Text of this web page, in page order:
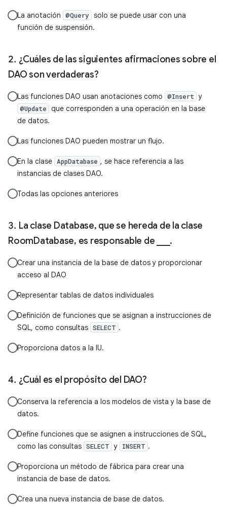
La anotación @Query solo se puede usar con una
función de suspensión.
¿Cuáles de las siguientes afirmaciones sobre el
DAO son verdaderas?
Las funciones DAO usan anotaciones como @Insert y
@Update
que corresponden a una operación en la base
de datos.
Las funciones DAO pueden mostrar un flujo.
En la clase AppDatabase , se hace referencia a las
instancias de clases DAO.
Todas las opciones anteriores
La clase Database, que se hereda de la clase
RoomDatabase, es responsable de ___.
Crear una instancia de la base de datos y proporcionar
acceso al DAO
Representar tablas de datos individuales
Definición de funciones que se asignan a instrucciones de
SQL, como consultas SELECT .
Proporciona datos a la IU.
¿Cuál es el propósito del DAO?
Conserva la referencia a los modelos de vista y la base de
datos.
Define funciones que se asignen a instrucciones de SQL,
como las consultas SELECT y INSERT .
Proporciona un método de fábrica para crear una
instancia de base de datos.
Crea una nueva instancia de base de datos.